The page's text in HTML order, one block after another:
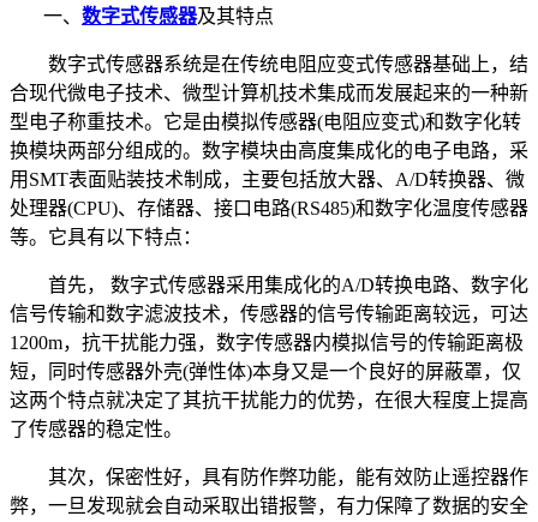
一、 数字式传感器及其特点
数字式传感器系统是在传统电阻应变式传感器基础上，结
合现代微电子技术、微型计算机技术集成而发展起来的一种新
型电子称重技术。它是由模拟传感器(电阻应变式)和数字化转
换模块两部分组成的。数字模块由高度集成化的电子电路，采
用SMT表面贴装技术制成，主要包括放大器、A/D转换器、微
处理器(CPU)、存储器、接口电路(RS485)和数字化温度传感器
等。它具有以下特点：
首先， 数字式传感器采用集成化的A/D转换电路、数字化
信号传输和数字滤波技术，传感器的信号传输距离较远，可达
1200m，抗干扰能力强，数字传感器内模拟信号的传输距离极
短，同时传感器外壳(弹性体)本身又是一个良好的屏蔽罩，仅
这两个特点就决定了其抗干扰能力的优势，在很大程度上提高
了传感器的稳定性。
其次，保密性好，具有防作弊功能，能有效防止遥控器作
弊，一旦发现就会自动采取出错报警，有力保障了数据的安全